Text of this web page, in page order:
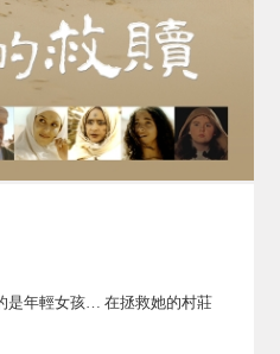
是年輕女孩… 在拯救她的村莊